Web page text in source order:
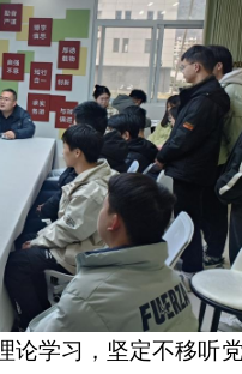
论学习，坚定不移听